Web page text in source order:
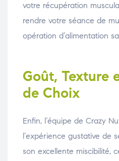
votre récupération
rendre votre séance de
opération d’alimentation
Goût, Texture
de Choix
Enfin, l’équipe de Crazy
l’expérience gustative de
son excellente miscibilité,